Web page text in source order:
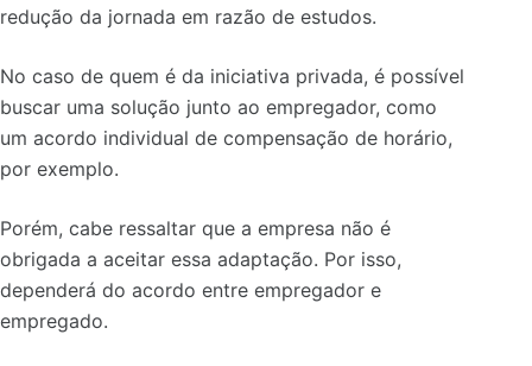
redução da jornada em razão de estudos.
No caso de quem é da iniciativa privada, é possível
buscar uma solução junto ao empregador, como
um acordo individual de compensação de horário,
por exemplo.
Porém, cabe ressaltar que a empresa não é
obrigada a aceitar essa adaptação. Por isso,
dependerá do acordo entre empregador e
empregado.